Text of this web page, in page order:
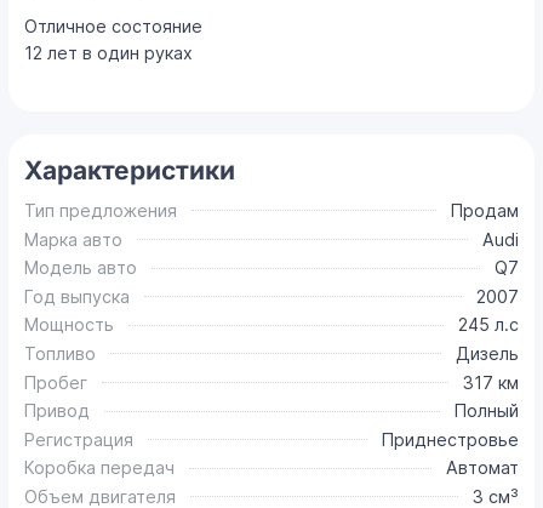
Отличное состояние
12 лет в один руках
Характеристики
Тип предложения
Продам
Марка авто
Audi
Модель авто
Q7
Год выпуска
2007
Мощность
245 л.с
Топливо
Дизель
Пробег
317 км
Привод
Полный
Регистрация
Приднестровье
Коробка передач
Автомат
Объем двигателя
3 см³